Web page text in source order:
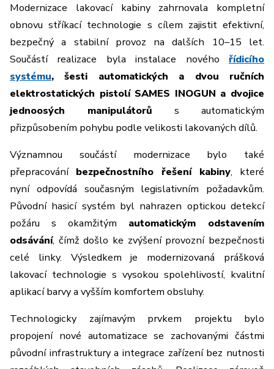
Modernizace lakovací kabiny zahrnovala kompletní
obnovu stříkací technologie s cílem zajistit efektivní,
bezpečný a stabilní provoz na dalších 10–15 let.
Součástí realizace byla instalace nového řídicího
systému, šesti automatických a dvou ručních
elektrostatických pistolí SAMES INOGUN a dvojice
jednoosých manipulátorů s automatickým
přizpůsobením pohybu podle velikosti lakovaných dílů.
Významnou součástí modernizace bylo také
přepracování bezpečnostního řešení kabiny, které
nyní odpovídá současným legislativním požadavkům.
Původní hasicí systém byl nahrazen optickou detekcí
požáru s okamžitým automatickým odstavením
odsávání, čímž došlo ke zvýšení provozní bezpečnosti
celé linky. Výsledkem je modernizovaná prášková
lakovací technologie s vysokou spolehlivostí, kvalitní
aplikací barvy a vyšším komfortem obsluhy.
Technologicky zajímavým prvkem projektu bylo
propojení nové automatizace se zachovanými částmi
původní infrastruktury a integrace zařízení bez nutnosti